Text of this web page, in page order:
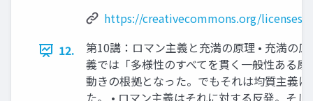
https://creativecommons.org/licenses/
12.
第10講：ロマン主義と充満の原理 • 充満の
義では「多様性のすべてを貫く一般性ある原
動きの根拠となった。でもそれは均質主義